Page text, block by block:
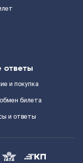
и покупка
билета
и ответы